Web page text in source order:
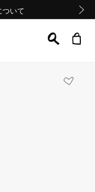
ついて
いて
ついて